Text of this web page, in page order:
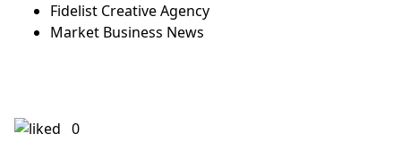
Fidelist Creative Agency
Market Business News
0